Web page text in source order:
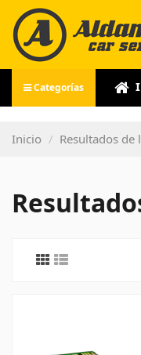
Categorías
Inicio Resultados de